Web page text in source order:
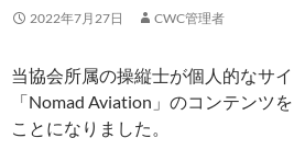
2022年7月27日 CWC管理者
当協会所属の操縦士が個人的なサ
「Nomad Aviation」のコンテンツ
ことになりました。